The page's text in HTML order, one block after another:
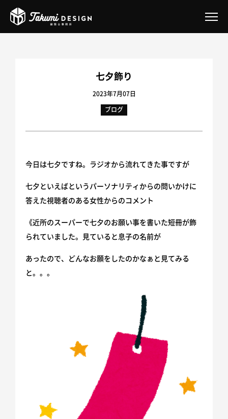
Takumiオフィスデザイン事業
Takumiのガレージハウスリノベーション
一戸建てリノベーション
マンションリノベーション
スタッフ紹介
七夕飾り
2023年7月07日
ブログ
今日は七夕ですね。ラジオから流れてきた事ですが
七夕といえばというパーソナリティからの問いかけに
答えた視聴者のある女性からのコメント
《近所のスーパーで七夕のお願い事を書いた短冊が飾
られていました。見ていると息子の名前が
あったので、どんなお願をしたのかなぁと見てみる
と。。。